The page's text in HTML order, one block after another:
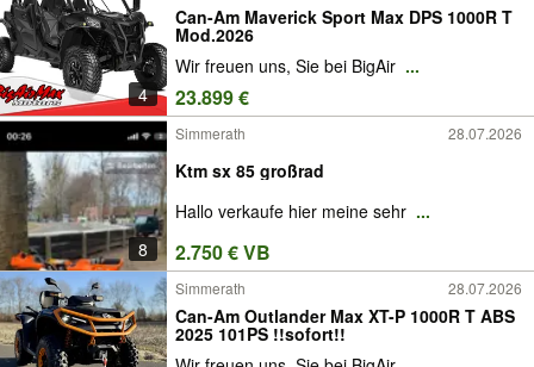
4
Can-Am Maverick Sport Max DPS 1000R T
Mod.2026
Wir freuen uns, Sie bei BigAir ...
23.899 €
8
Simmerath 28.07.2026
Ktm sx 85 großrad
Hallo verkaufe hier meine sehr ...
2.750 € VB
Simmerath 28.07.2026
Can-Am Outlander Max XT-P 1000R T ABS
2025 101PS !!sofort!!